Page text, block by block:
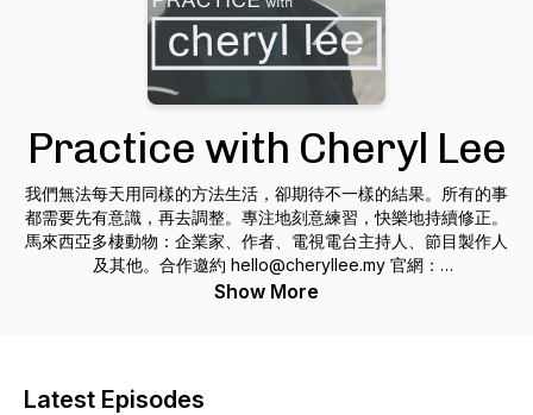
Practice with Cheryl Lee
我們無法每天用同樣的方法生活，卻期待不一樣的結果。所有的事
都需要先有意識，再去調整。專注地刻意練習，快樂地持續修正。
馬來西亞多棲動物：企業家、作者、電視電台主持人、節目製作人
及其他。合作邀約 hello@cheryllee.my 官網：
https://cheryllee.my/ YouTube：
Show More
Latest Episodes